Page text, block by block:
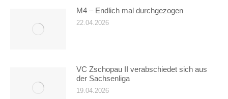
M4 – Endlich mal durchgezogen
22.04.2026
VC Zschopau II verabschiedet sich aus
der Sachsenliga
19.04.2026